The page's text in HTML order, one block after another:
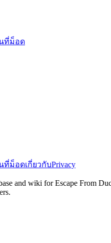
ที่ม็อด
ที่ม็อดเกี่ยวกับPrivacy
and wiki for Escape From